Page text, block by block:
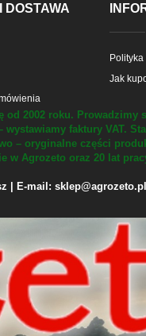
DOSTAWA
Jak
od 2002 roku. Prowadzimy
faktury VAT.
– oryginalne części
w Agrozeto oraz 20 lat
mail: sklep@agrozeto.pl